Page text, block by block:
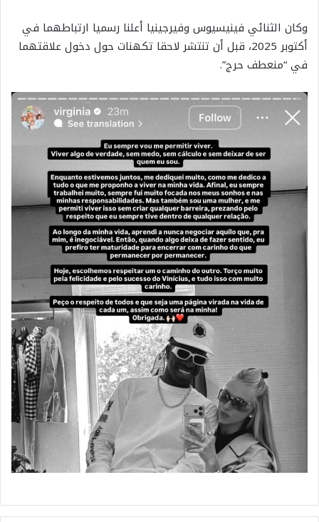
وكان الثنائي فينيسيوس وفيرجينيا أعلنا رسميا ارتباطهما في
أكتوبر 2025، قبل أن تنتشر لاحقا تكهنات حول دخول علاقتهما
في “منعطف حرج”.